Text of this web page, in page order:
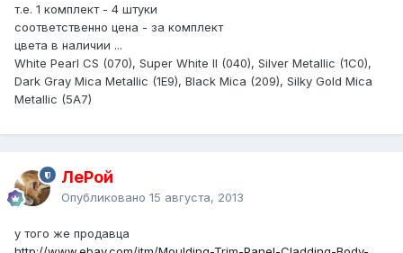
т.е. 1 комплект - 4 штуки
соответственно цена - за комплект
цвета в наличии ...
White Pearl CS (070), Super White II (040), Silver Metallic (1C0),
Dark Gray Mica Metallic (1E9), Black Mica (209), Silky Gold Mica
Metallic (5A7)
ЛеРой
Опубликовано 15 августа, 2013
у того же продавца